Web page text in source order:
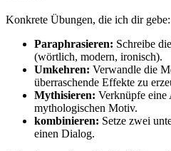
Konkrete Übungen, die ich dir gebe:
Paraphrasieren: Schreibe
(wörtlich, modern, ironisch).
Umkehren: Verwandle die
überraschende Effekte​ zu
Mythisieren: ​Verknüpfe eine
mythologischen Motiv.
kombinieren: Setze zwei
einen Dialog.